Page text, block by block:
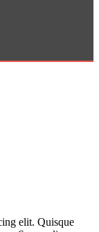
elit. Quisque